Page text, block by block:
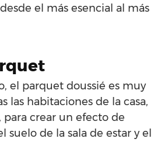
desde el más esencial al más
el parquet doussié es muy
las habitaciones de la casa,
crear un efecto de
suelo de la sala de estar y el